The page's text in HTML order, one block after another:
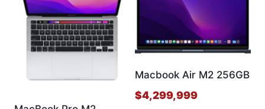
tiene
múltiples
variantes.
Las
pueden
múltiples
variantes.
Las
opciones
pueden
Macbook Air M2 256GB
$4,299,999